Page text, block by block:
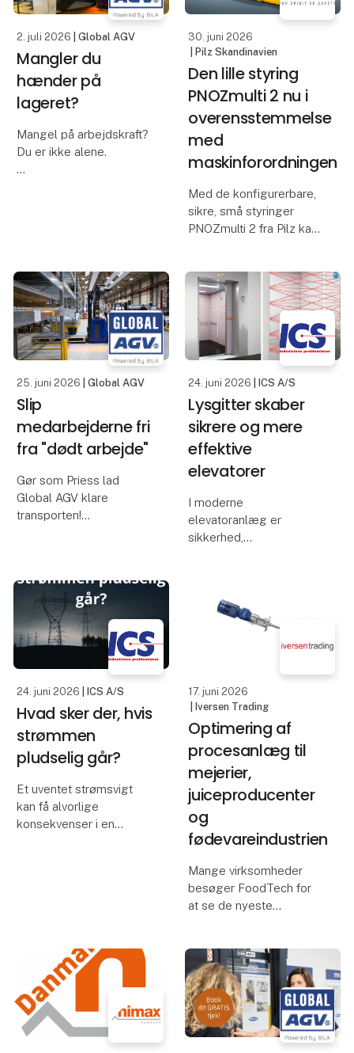
kvalitet. AGV’en
2. juli 2026 | Global AGV
Mangler du
hænder på
lageret?
Mangel på arbejdskraft?
Du er ikke alene.
rette hænder. Så da Ian
Bennett fra Bennett Po
30. juni 2026
| Pilz Skandinavien
Den lille styring
PNOZmulti 2 nu i
overensstemmelse
med
maskinforordningen
Med de konfigurerbare,
sikre, små styringer
PNOZmulti 2 fra Pilz kan
Maskinforordning (EU)
2023/1230 (MR). EU-
typegodkendelsescertifikatet
i henhold til artikel 25 b
25. juni 2026 | Global AGV
Slip
medarbejderne fri
fra "dødt arbejde"
Gør som Priess lad
Global AGV klare
transporten!
på opgaver, der
bare skal løses? Hos
Priess A/S var intern
palletransport en af
dem. Tidligere skulle
24. juni 2026 | ICS A/S
Lysgitter skaber
sikrere og mere
effektive
elevatorer
I moderne
elevatoranlæg er
sikkerhed,
nogensinde. Ét af de
mest afgørende
komponenter i denne
også kendt som et
elevatorlysg
24. juni 2026 | ICS A/S
Hvad sker der, hvis
strømmen
pludselig går?
Et uventet strømsvigt
kan få alvorlige
konsekvenser i en
tabt. Resultatet kan være
17. juni 2026
| Iversen Trading
Optimering af
procesanlæg til
mejerier,
juiceproducenter
og
fødevareindustrien
Mange virksomheder
besøger FoodTech for
at se de nyeste
Men måske er det
vigtigste spørgsmål slet
ikke:
"Hvilke nye produkter